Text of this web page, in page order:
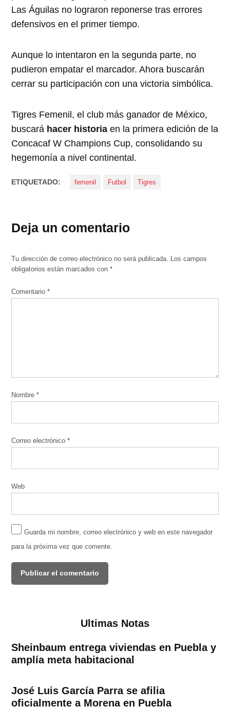
Las Águilas no lograron reponerse tras errores
defensivos en el primer tiempo.
Aunque lo intentaron en la segunda parte, no
pudieron empatar el marcador. Ahora buscarán
cerrar su participación con una victoria simbólica.
Tigres Femenil, el club más ganador de México,
buscará hacer historia en la primera edición de la
Concacaf W Champions Cup, consolidando su
hegemonía a nivel continental.
ETIQUETADO: femenil Futbol Tigres
Deja un comentario
Tu dirección de correo electrónico no será publicada. Los campos
obligatorios están marcados con*
Comentario*
Nombre*
Correo electrónico*
Web
Guarda mi nombre, correo electrónico y web en este navegador
para la próxima vez que comente.
Ultimas Notas
Sheinbaum entrega viviendas en Puebla y
amplía meta habitacional
José Luis García Parra se afilia
oficialmente a Morena en Puebla